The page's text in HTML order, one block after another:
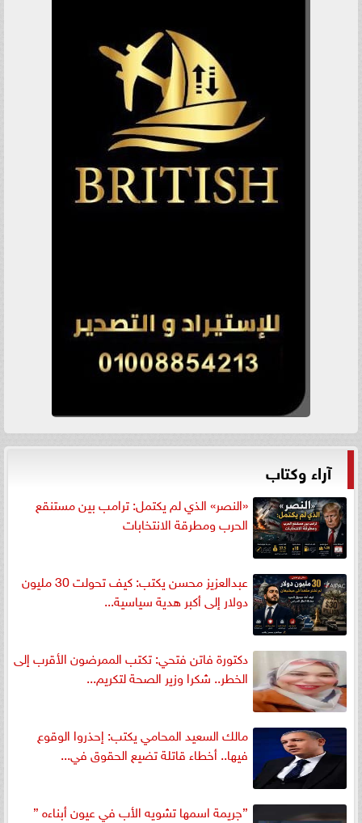
آراء وكتاب
«النصر» الذي لم يكتمل: ترامب بين مستنقع
الحرب ومطرقة الانتخابات
عبدالعزيز محسن يكتب: كيف تحولت 30 مليون
دولار إلى أكبر هدية سياسية...
دكتورة فاتن فتحي: تكتب الممرضون الأقرب إلى
الخطر.. شكرا وزير الصحة لتكريم...
مالك السعيد المحامي يكتب: إحذروا الوقوع
فيها.. أخطاء قاتلة تضيع الحقوق في...
”جريمة اسمها تشويه الأب في عيون أبناءه ”